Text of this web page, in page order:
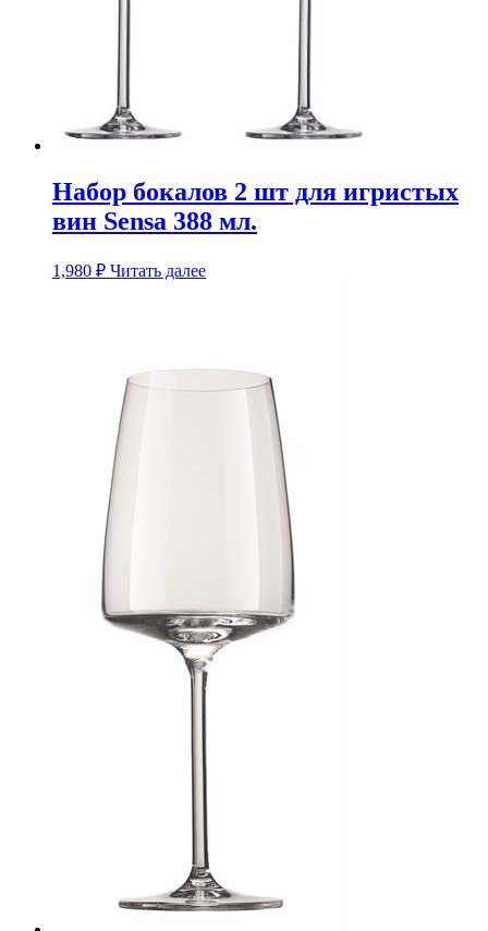
Набор бокалов 2 шт для игристых
вин Sensa 388 мл.
1,980 ₽ Читать далее